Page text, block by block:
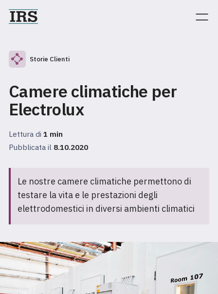
Storie Clienti
Camere climatiche per
Electrolux
Lettura di 1 min
Pubblicata il 8.10.2020
Le nostre camere climatiche permettono di
testare la vita e le prestazioni degli
elettrodomestici in diversi ambienti climatici